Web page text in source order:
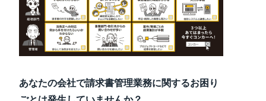
Sweden (English)
Denmark (English)
Finland (English)
Belgium (English)
あなたの会社で請求書管理業務に関するお困り